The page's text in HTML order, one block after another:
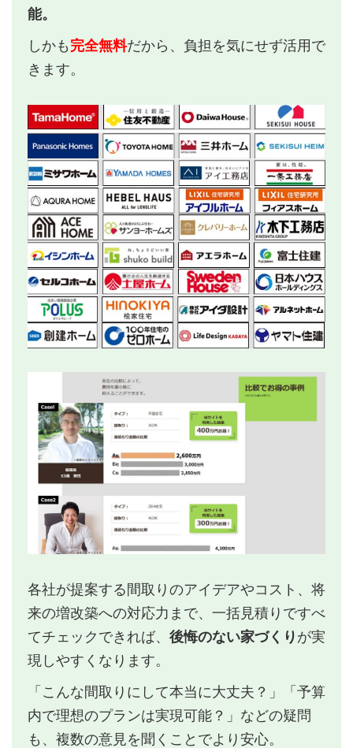
能。
しかも完全無料だから、負担を気にせず活用で
きます。
各社が提案する間取りのアイデアやコスト、将
来の増改築への対応力まで、一括見積りですべ
てチェックできれば、 後悔のない家づくりが実
現しやすくなります。
「こんな間取りにして本当に大丈夫？」「予算
内で理想のプランは実現可能？」などの疑問
も、複数の意見を聞くことでより安心。